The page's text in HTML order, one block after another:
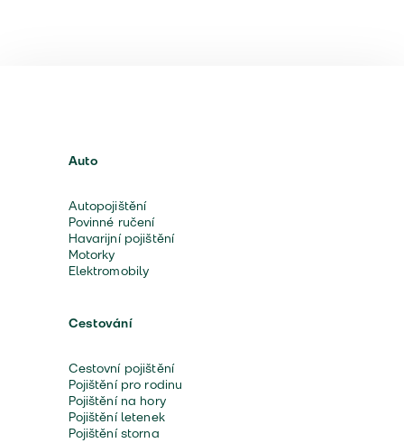
Auto
Autopojištění
Povinné ručení
Havarijní pojištění
Motorky
Elektromobily
Cestování
Cestovní pojištění
Pojištění pro rodinu
Pojištění na hory
Pojištění letenek
Pojištění storna